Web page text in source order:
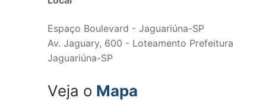
Espaço Boulevard - Jaguariúna-SP
Av. Jaguary, 600 - Loteamento Prefeitura
Jaguariúna-SP
Veja o Mapa